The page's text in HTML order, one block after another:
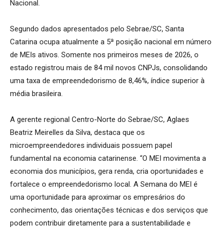
Nacional.
Segundo dados apresentados pelo Sebrae/SC, Santa
Catarina ocupa atualmente a 5ª posição nacional em número
de MEIs ativos. Somente nos primeiros meses de 2026, o
estado registrou mais de 84 mil novos CNPJs, consolidando
uma taxa de empreendedorismo de 8,46%, índice superior à
média brasileira.
A gerente regional Centro-Norte do Sebrae/SC, Aglaes
Beatriz Meirelles da Silva, destaca que os
microempreendedores individuais possuem papel
fundamental na economia catarinense. “O MEI movimenta a
economia dos municípios, gera renda, cria oportunidades e
fortalece o empreendedorismo local. A Semana do MEI é
uma oportunidade para aproximar os empresários do
conhecimento, das orientações técnicas e dos serviços que
podem contribuir diretamente para a sustentabilidade e